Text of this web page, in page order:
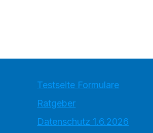
Testseite Formulare
Ratgeber
Datenschutz 1.6.2026